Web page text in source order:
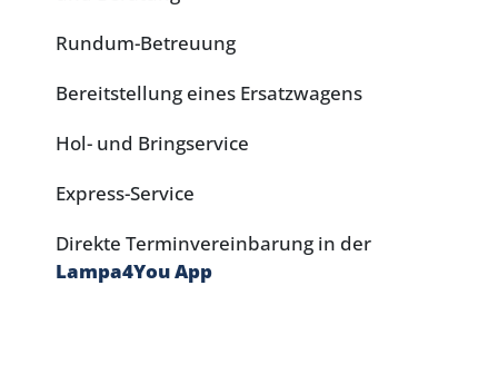
Rundum-Betreuung
Bereitstellung eines Ersatzwagens
Hol- und Bringservice
Express-Service
Direkte Terminvereinbarung in der
Lampa4You App